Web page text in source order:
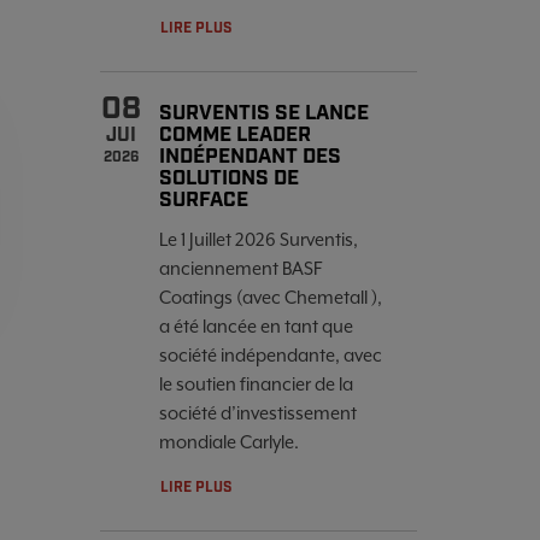
LIRE PLUS
08
JUI
2026
SURVENTIS SE LANCE
COMME LEADER
INDÉPENDANT DES
SOLUTIONS DE
SURFACE
Le 1 Juillet 2026 Surventis,
anciennement BASF
Coatings (avec Chemetall ),
a été lancée en tant que
société indépendante, avec
le soutien financier de la
société d’investissement
mondiale Carlyle.
LIRE PLUS